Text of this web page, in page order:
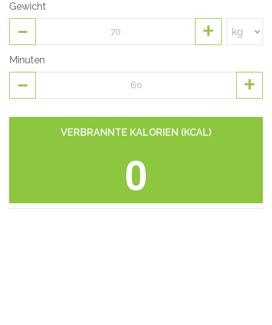
Gewicht
- +
Minuten
- +
VERBRANNTE KALORIEN (KCAL)
0